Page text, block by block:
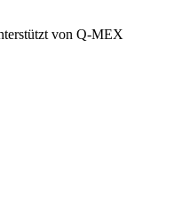
von Q-MEX